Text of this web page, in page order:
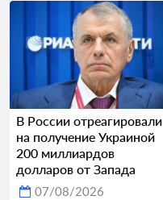
В России отреагировали
на получение Украиной
200 миллиардов
долларов от Запада
07/08/2026